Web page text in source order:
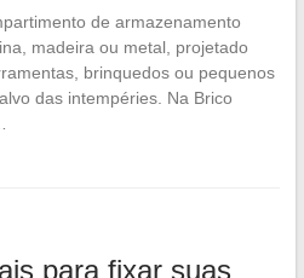
de armazenamento
madeira ou metal, projetado
brinquedos ou pequenos
das intempéries. Na Brico
para fixar suas